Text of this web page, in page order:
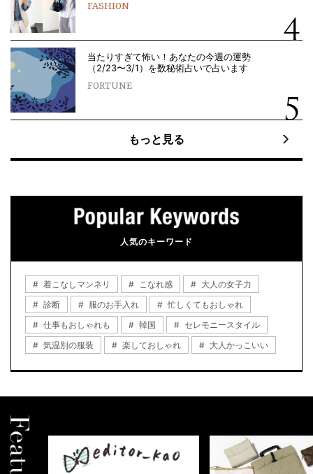
FASHION
当たりすぎて怖い！あなたの今週の運勢
（2/23〜3/1）を数秘術占いで占います
FORTUNE
もっと見る
人気のキーワード
着こなしマンネリ こなれ感
大人の女子力
診断
服のお手入れ
忙しくてもおしゃれ
仕事もおしゃれも
韓国
セレモニースタイル
気温別の服装
楽しておしゃれ 大人かっこいい